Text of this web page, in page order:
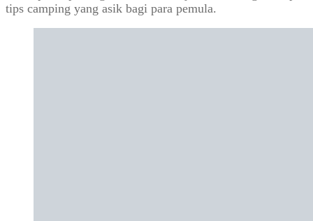
tips camping yang asik bagi para pemula.